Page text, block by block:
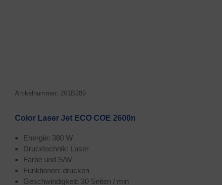
Arti­kel­num­mer: 261B289
Color Laser Jet ECO COE 2600n
Ener­gie: 380 W
Druck­tech­nik: Laser
Far­be und S/W
Funk­tio­nen: drucken
Geschwin­dig­keit: 30 Sei­ten / min